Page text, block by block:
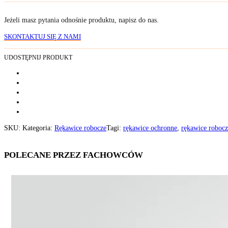
Jeżeli masz pytania odnośnie produktu, napisz do nas.
SKONTAKTUJ SIĘ Z NAMI
UDOSTĘPNIJ PRODUKT
SKU: Kategoria: Rękawice roboczeTagi: rękawice ochronne rękawice
POLECANE PRZEZ FACHOWCÓW